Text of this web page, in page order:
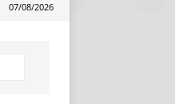
07/08/2026